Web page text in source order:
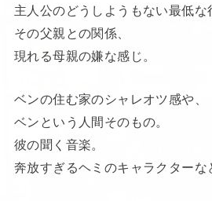
主人公のどうしようもない最低な
その父親との関係、
現れる母親の嫌な感じ。
ベンの住む家のシャレオツ感や、
ベンという人間そのもの。
彼の聞く音楽。
奔放すぎるヘミのキャラクターな